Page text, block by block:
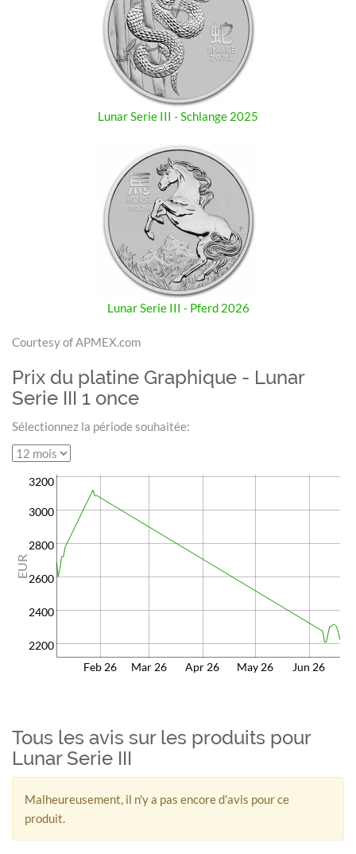
Lunar Serie III - Schlange 2025
Lunar Serie III - Pferd 2026
Courtesy of APMEX.com
Prix du platine Graphique - Lunar
Serie III 1 once
Sélectionnez la période souhaitée:
2200
2400
2600
2800
3000
3200
Feb 26 Mar 26 Apr 26 May 26 Jun 26
EUR
Tous les avis sur les produits pour
Lunar Serie III
Malheureusement, il n'y a pas encore d'avis pour ce
produit.